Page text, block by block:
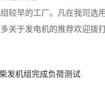
较早的工厂。凡在我司选
关于发电机的推荐欢迎拨
发机组完成负荷测试